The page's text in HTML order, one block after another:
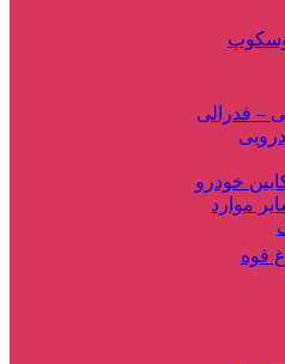
– فدرالی
خودرو
موارد
قوه